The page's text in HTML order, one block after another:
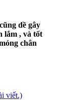
dề gây
lắm , và tốt
chân
viết.)